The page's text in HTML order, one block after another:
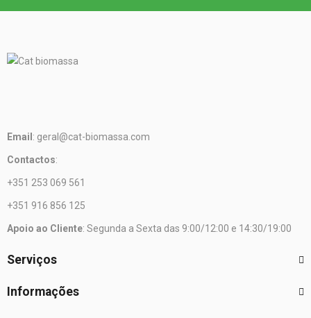
Email : geral@cat-biomassa.com
Contactos:
+351 253 069 561
+351 916 856 125
Apoio ao Cliente: Segunda a Sexta das 9:00/12:00 e 14:30/19:00
Serviços
Informações